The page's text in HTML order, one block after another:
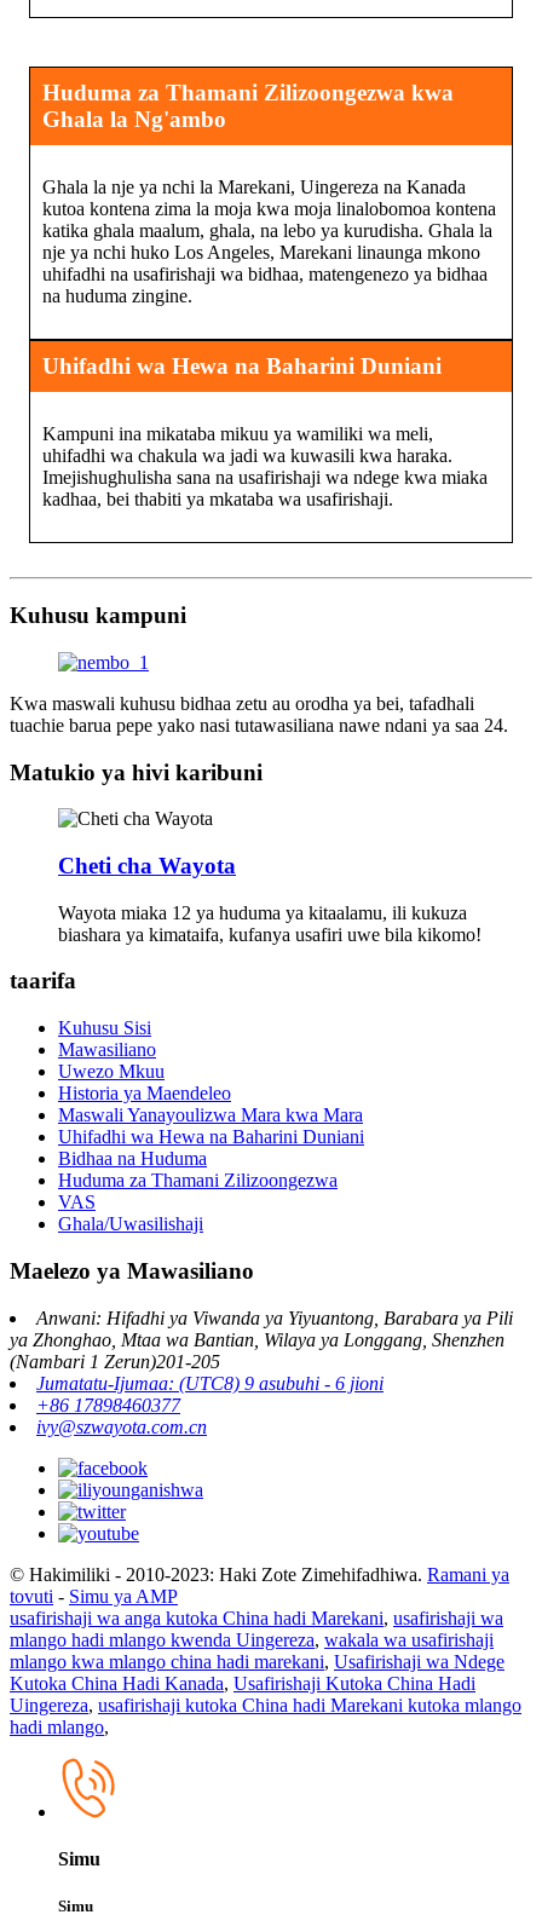
Huduma za Thamani Zilizoongezwa kwa
Ghala la Ng'ambo
Ghala la nje ya nchi la Marekani, Uingereza na Kanada
kutoa kontena zima la moja kwa moja linalobomoa kontena
katika ghala maalum, ghala, na lebo ya kurudisha. Ghala la
nje ya nchi huko Los Angeles, Marekani linaunga mkono
uhifadhi na usafirishaji wa bidhaa, matengenezo ya bidhaa
na huduma zingine.
Uhifadhi wa Hewa na Baharini Duniani
Kampuni ina mikataba mikuu ya wamiliki wa meli,
uhifadhi wa chakula wa jadi wa kuwasili kwa haraka.
Imejishughulisha sana na usafirishaji wa ndege kwa miaka
kadhaa, bei thabiti ya mkataba wa usafirishaji.
Kuhusu kampuni
Kwa maswali kuhusu bidhaa zetu au orodha ya bei, tafadhali
tuachie barua pepe yako nasi tutawasiliana nawe ndani ya saa 24.
Matukio ya hivi karibuni
Cheti cha Wayota
Wayota miaka 12 ya huduma ya kitaalamu, ili kukuza
biashara ya kimataifa, kufanya usafiri uwe bila kikomo!
taarifa
Kuhusu Sisi
Mawasiliano
Uwezo Mkuu
Historia ya Maendeleo
Maswali Yanayoulizwa Mara kwa Mara
Uhifadhi wa Hewa na Baharini Duniani
Bidhaa na Huduma
Huduma za Thamani Zilizoongezwa
VAS
Ghala/Uwasilishaji
Maelezo ya Mawasiliano
Anwani: Hifadhi ya Viwanda ya Yiyuantong, Barabara ya Pili
ya Zhonghao, Mtaa wa Bantian, Wilaya ya Longgang, Shenzhen
(Nambari 1 Zerun)201-205
Jumatatu-Ijumaa: (UTC8) 9 asubuhi - 6 jioni
+86 17898460377
ivy@szwayota.com.cn
© Hakimiliki - 2010-2023: Haki Zote Zimehifadhiwa. Ramani ya
tovuti - Simu ya AMP
usafirishaji wa anga kutoka China hadi Marekani, usafirishaji wa
mlango hadi mlango kwenda Uingereza, wakala wa usafirishaji
mlango kwa mlango china hadi marekani, Usafirishaji wa Ndege
Kutoka China Hadi Kanada, Usafirishaji Kutoka China Hadi
Uingereza, usafirishaji kutoka China hadi Marekani kutoka mlango
hadi mlango,
Simu
Simu